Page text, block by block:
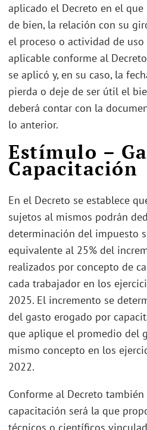
aplicado el Decreto en el
de bien, la relación con su
el proceso o actividad de
aplicable conforme al
se aplicó y, en su caso, la
pierda o deje de ser útil el
deberá contar con la
lo anterior.
Estímulo –
Capacitación
En el Decreto se establece
sujetos al mismos podrán
determinación del impuesto
equivalente al 25% del
realizados por concepto de
cada trabajador en los
2025. El incremento se
del gasto erogado por
que aplique el promedio del
mismo concepto en los
2022.
Conforme al Decreto
capacitación será la que
técnicos o científicos